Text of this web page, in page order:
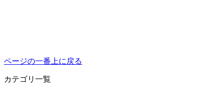
ページの一番上に戻る
カテゴリ一覧